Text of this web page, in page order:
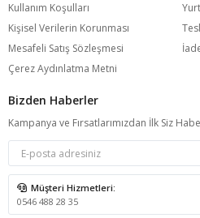
Kullanım Koşulları
Kişisel Verilerin Korunması
Mesafeli Satış Sözleşmesi
Çerez Aydınlatma Metni
Bizden Haberler
Kampanya ve Fırsatlarımızdan İlk Siz
Müşteri Hizmetleri:
0546 488 28 35